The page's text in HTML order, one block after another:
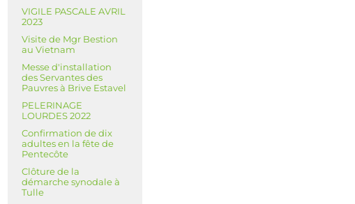
VIGILE PASCALE AVRIL
2023
Visite de Mgr Bestion
au Vietnam
Messe d'installation
des Servantes des
Pauvres à Brive Estavel
PELERINAGE
LOURDES 2022
Confirmation de dix
adultes en la fête de
Pentecôte
Clôture de la
démarche synodale à
Tulle